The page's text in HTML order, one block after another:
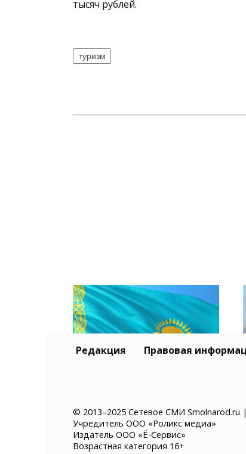
тысяч рублей.
туризм
Казахстан хочет ввести
платное разрешение на
въезд для иностранцев
Редакция Правовая
© 2013–2025 Сетевое СМИ
Учредитель ООО «Роликс медиа»
Издатель ООО «Ё-Сервис»
Возрастная категория 16+